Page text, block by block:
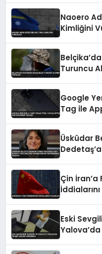
Naoero
Kimliğini
Turuncu
Google
Tag ile
Üsküdar
Çin
Eski